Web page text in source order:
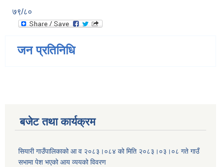
७९/८०
जन प्रतिनिधि
बजेट तथा कार्यक्रम
सियारी गाउँपालिकाको आ व २०८३।०८४ को मिति २०८३।०३।०८ गते गाउँ
सभामा पेश भएको आय व्ययको विवरण